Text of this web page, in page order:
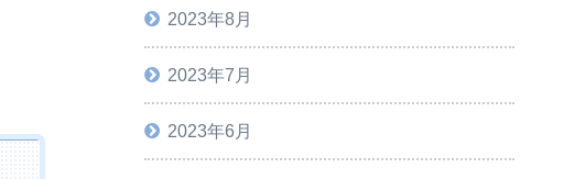
2023年8月
2023年7月
2023年6月